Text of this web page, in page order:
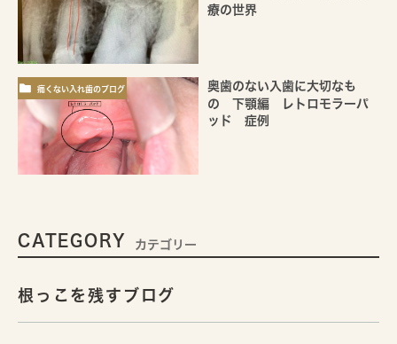
療の世界
痛くない入れ歯のブログ
奥歯のない入歯に大切なも
の 下顎編 レトロモラーパ
ッド 症例
CATEGORY カテゴリー
根っこを残すブログ